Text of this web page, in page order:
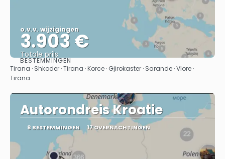
o.v.v. wijzigingen
3.903 €
Totale prijs
Bekijk
BESTEMMINGEN
Tirana · Shkoder · Tirana · Korce · Gjirokaster · Sarande · Vlore ·
Tirana
Autorondreis Kroatie
8 BESTEMMINGEN 17 OVERNACHTINGEN